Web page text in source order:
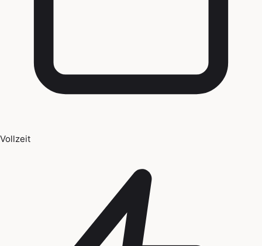
Vollzeit